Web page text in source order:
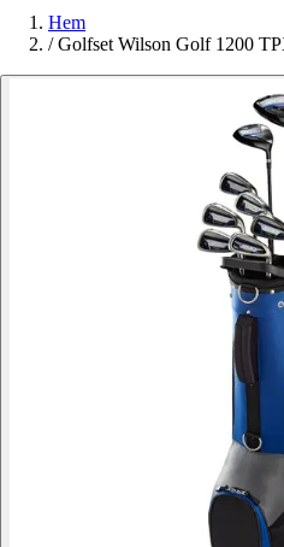
Hem
/ Golfset Wilson Golf 1200